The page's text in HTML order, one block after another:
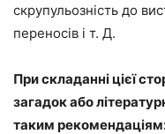
скрупульозність до
переносів і т. Д.
При складанні цієї
загадок або
таким